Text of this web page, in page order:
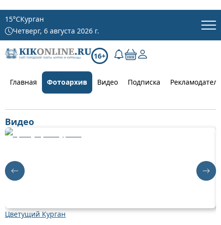
15°CКурган
Четверг, 6 августа 2026 г.
16+
Главная Фотоархив Видео Подписка
Видео
Цветущий Курган